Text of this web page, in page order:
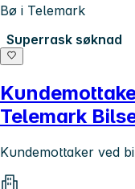
Bø i Telemark
Superrask søknad
Telemark
Kundemottaker ved